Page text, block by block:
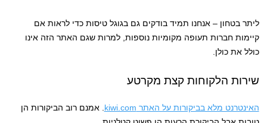
ליתר בטחון – אנחנו תמיד בודקים גם בגוגל טיסות כדי לראות אם
קיימות חברות תעופה מקומיות נוספות, למרות שגם האתר הזה אינו
כולל את כולן.
שירות הלקוחות קצת מקרטע
האינטרנט מלא בביקורות על האתר kiwi.com
. אמנם רוב הביקורות הן